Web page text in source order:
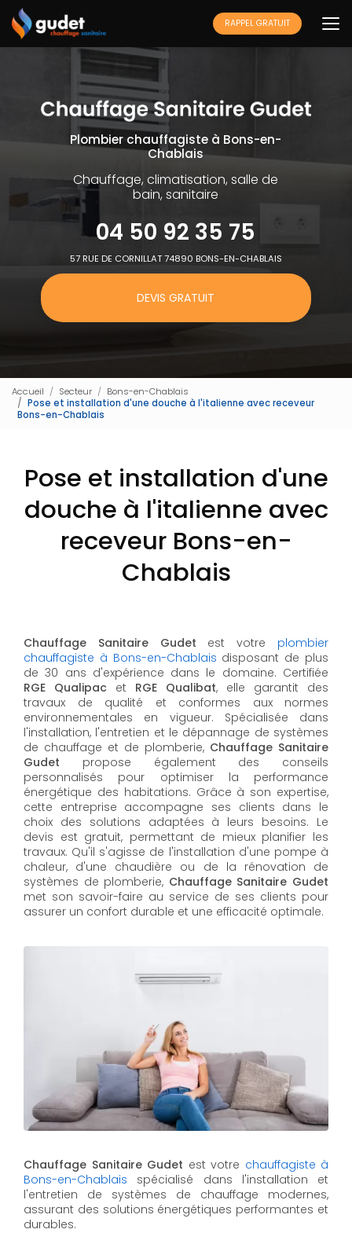
Aller
au
contenu
principal
RAPPEL GRATUIT
Plombier chauffagiste à Bons-en-
Chablais
Chauffage, climatisation, salle de
bain, sanitaire
04 50 92 35 75
57 RUE DE CORNILLAT 74890 BONS-EN-CHABLAIS
DEVIS GRATUIT
Accueil Secteur
Bons-en-Chablais
Pose et installation d'une douche à l'italienne avec receveur
Bons-en-Chablais
Pose et installation d'une
douche à l'italienne avec
receveur Bons-en-
Chablais
Chauffage Sanitaire Gudet est votre plombier
chauffagiste à Bons-en-Chablais disposant de plus
de 30 ans d'expérience dans le domaine. Certifiée
RGE Qualipac et RGE Qualibat, elle garantit des
travaux de qualité et conformes aux normes
environnementales en vigueur. Spécialisée dans
l'installation, l'entretien et le dépannage de systèmes
de chauffage et de plomberie, Chauffage Sanitaire
Gudet propose également des conseils
personnalisés pour optimiser la performance
énergétique des habitations. Grâce à son expertise,
cette entreprise accompagne ses clients dans le
choix des solutions adaptées à leurs besoins. Le
devis est gratuit, permettant de mieux planifier les
travaux. Qu'il s'agisse de l'installation d'une pompe à
chaleur, d'une chaudière ou de la rénovation de
systèmes de plomberie, Chauffage Sanitaire Gudet
met son savoir-faire au service de ses clients pour
assurer un confort durable et une efficacité optimale.
Chauffage Sanitaire Gudet est votre chauffagiste à
Bons-en-Chablais spécialisé dans l'installation et
l'entretien de systèmes de chauffage modernes,
assurant des solutions énergétiques performantes et
durables.